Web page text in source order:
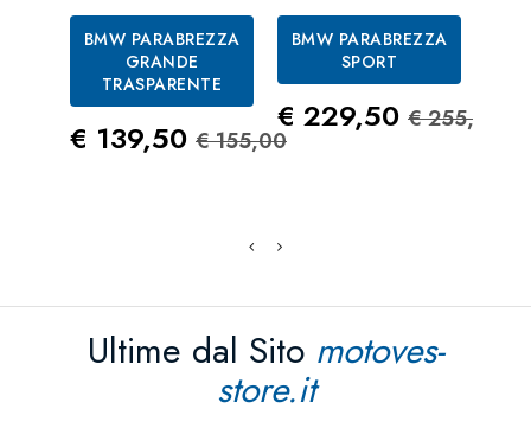
BMW PARABREZZA
GRANDE
TRASPARENTE
Prezzo
€ 139,50 Prezzo Standard
€ 155,00
BMW PARABREZZA
SPORT
Prezzo
€ 229,50 Prezzo
€ 255,00
Ultime dal Sito motoves-
store.it